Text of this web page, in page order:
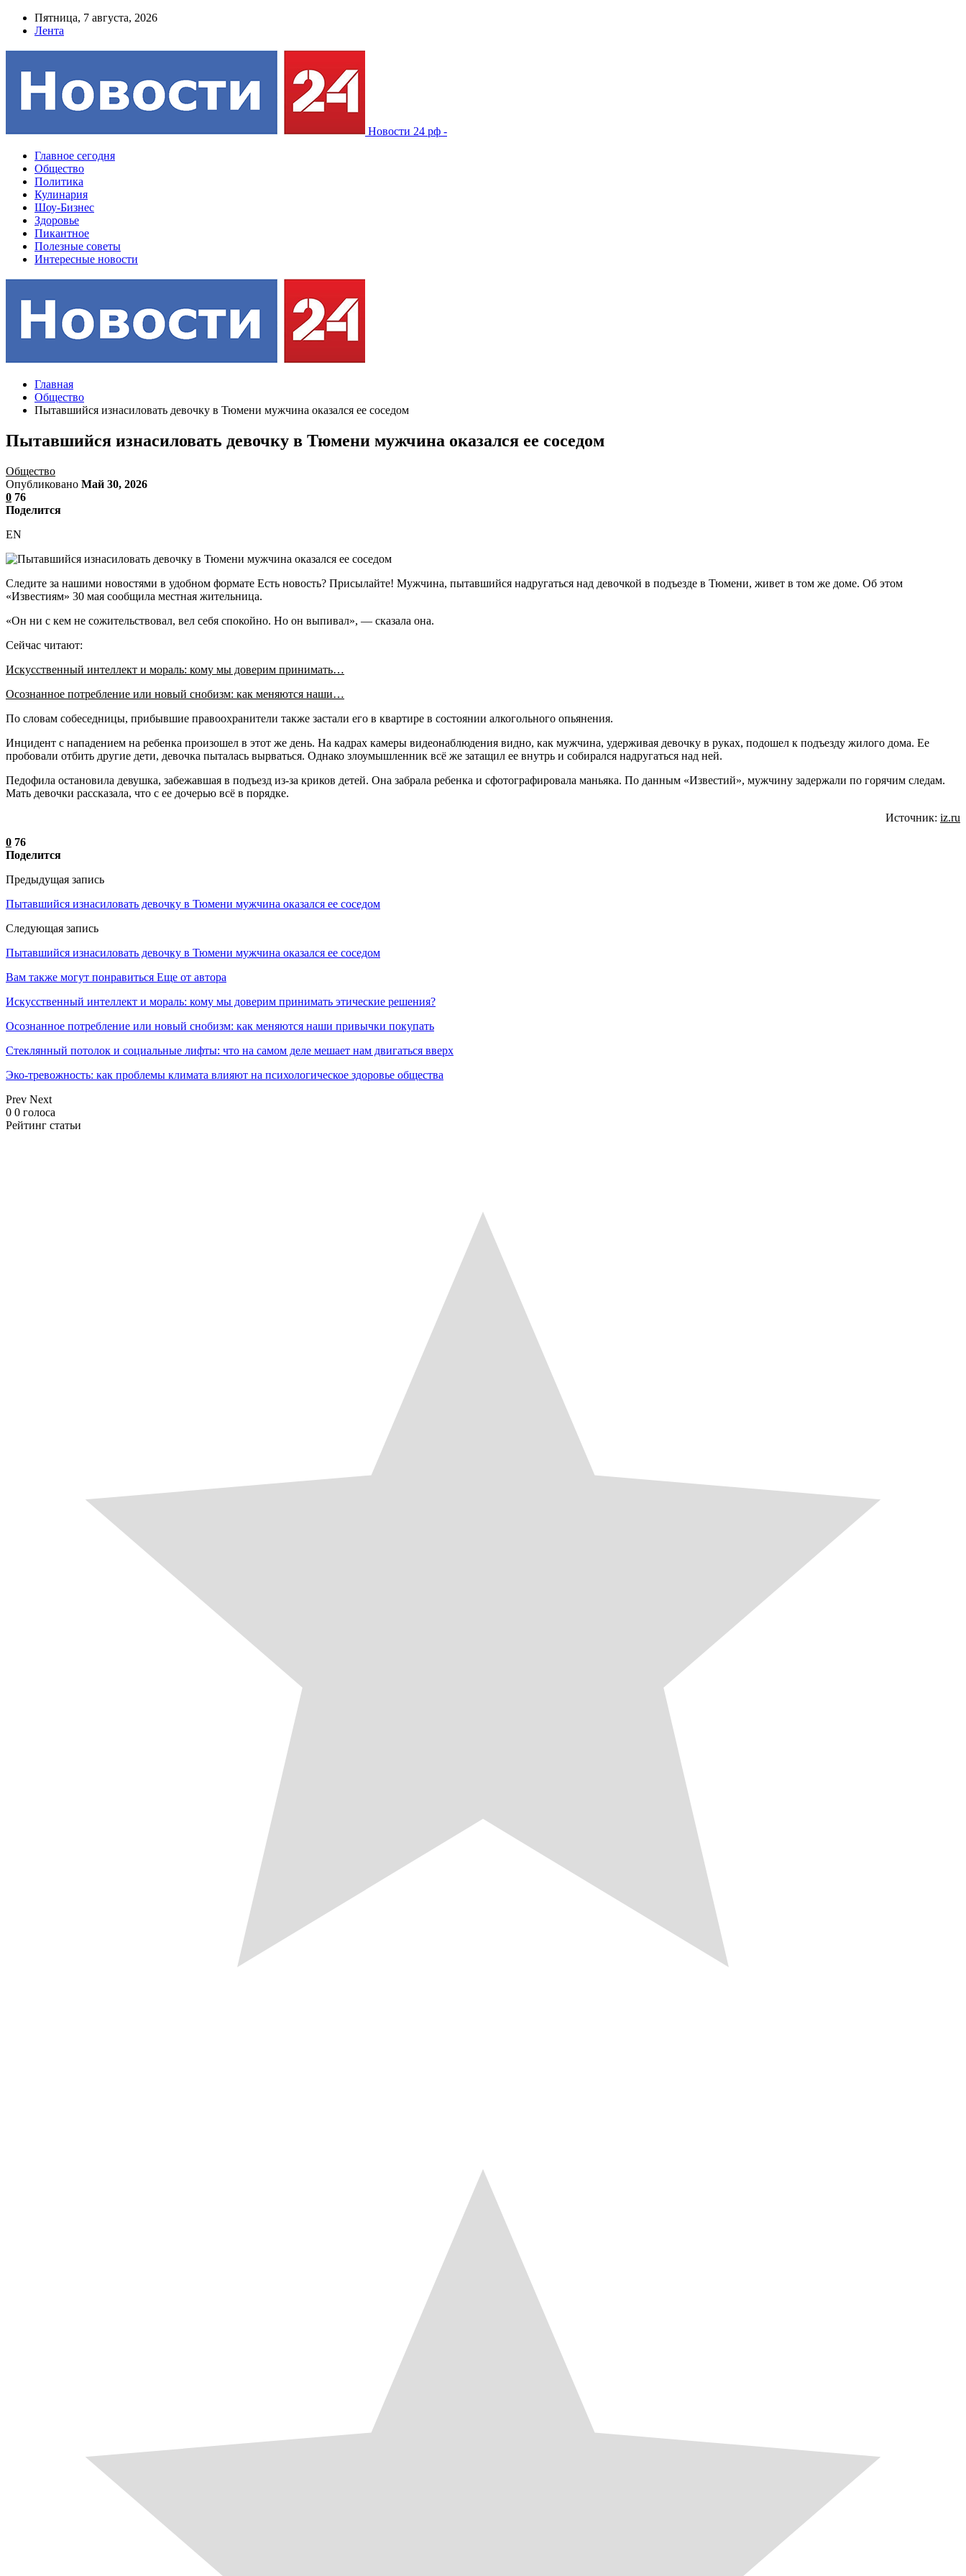
Пятница, 7 августа, 2026
Лента
Новости 24 рф -
Главное сегодня
Общество
Политика
Кулинария
Шоу-Бизнес
Здоровье
Пикантное
Полезные советы
Интересные новости
Главная
Общество
Пытавшийся изнасиловать девочку в Тюмени мужчина оказался ее соседом
Пытавшийся изнасиловать девочку в Тюмени мужчина оказался ее соседом
Общество
Опубликовано Май 30, 2026
0 76
Поделится
EN
Следите за нашими новостями в удобном формате Есть новость? Присылайте! Мужчина, пытавшийся надругаться над девочкой в подъезде в Тюмени, живет в том же доме. Об этом
«Известиям» 30 мая сообщила местная жительница.
«Он ни с кем не сожительствовал, вел себя спокойно. Но он выпивал», — сказала она.
Сейчас читают:
Искусственный интеллект и мораль: кому мы доверим принимать…
Осознанное потребление или новый снобизм: как меняются наши…
По словам собеседницы, прибывшие правоохранители также застали его в квартире в состоянии алкогольного опьянения.
Инцидент с нападением на ребенка произошел в этот же день. На кадрах камеры видеонаблюдения видно, как мужчина, удерживая девочку в руках, подошел к подъезду жилого дома. Ее
пробовали отбить другие дети, девочка пыталась вырваться. Однако злоумышленник всё же затащил ее внутрь и собирался надругаться над ней.
Педофила остановила девушка, забежавшая в подъезд из-за криков детей. Она забрала ребенка и сфотографировала маньяка. По данным «Известий», мужчину задержали по горячим следам.
Мать девочки рассказала, что с ее дочерью всё в порядке.
Источник: iz.ru
0 76
Поделится
Предыдущая запись
Пытавшийся изнасиловать девочку в Тюмени мужчина оказался ее соседом
Следующая запись
Пытавшийся изнасиловать девочку в Тюмени мужчина оказался ее соседом
Вам также могут понравиться Еще от автора
Искусственный интеллект и мораль: кому мы доверим принимать этические решения?
Осознанное потребление или новый снобизм: как меняются наши привычки покупать
Стеклянный потолок и социальные лифты: что на самом деле мешает нам двигаться вверх
Эко-тревожность: как проблемы климата влияют на психологическое здоровье общества
Prev Next
0 0 голоса
Рейтинг статьи